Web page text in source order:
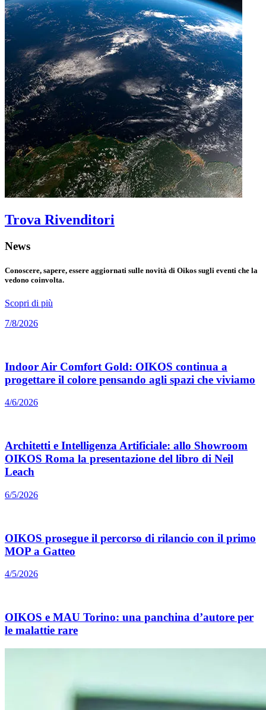
Trova Rivenditori
News
Conoscere, sapere, essere aggiornati sulle novità di Oikos sugli eventi che la
vedono coinvolta.
Scopri di più
7/8/2026
Indoor Air Comfort Gold: OIKOS continua a
progettare il colore pensando agli spazi che viviamo
4/6/2026
Architetti e Intelligenza Artificiale: allo Showroom
OIKOS Roma la presentazione del libro di Neil
Leach
6/5/2026
OIKOS prosegue il percorso di rilancio con il primo
MOP a Gatteo
4/5/2026
OIKOS e MAU Torino: una panchina d’autore per
le malattie rare